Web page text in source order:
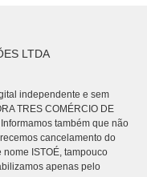
LTDA
independente e sem
TRES COMÉRCIO DE
também que não
cancelamento do
ISTOÉ, tampouco
apenas pelo